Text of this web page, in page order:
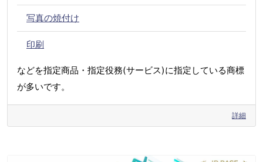
写真の焼付け
印刷
などを指定商品・指定役務(サービス)に指定している商標
が多いです。
詳細